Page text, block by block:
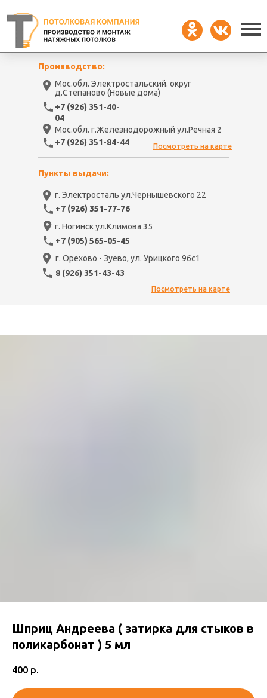
г. Ногинск ул.Климова 35
+7 (905) 565-05-45
г. Орехово - Зуево, ул. Урицкого 96с1
8 (926) 351-43-43
Мос.обл. Электростальский. округ
д.Степаново (Новые дома)
г. Электросталь ул.Чернышевского 22
Мос.обл. г.Железнодорожный ул.Речная 2
Производство:
Пункты выдачи:
+7 (926) 351-40-
04
+7 (926) 351-84-44
+7 (926) 351-77-76
Посмотреть на карте
Посмотреть на карте
Шприц Андреева ( затирка для стыков в
поликарбонат ) 5 мл
400 р.